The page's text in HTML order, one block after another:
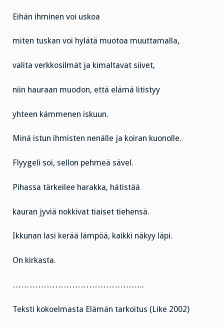
Eihän ihminen voi uskoa
miten tuskan voi hylätä muotoa muuttamalla,
valita verkkosilmät ja kimaltavat siivet,
niin hauraan muodon, että elämä litistyy
yhteen kämmenen iskuun.
Minä istun ihmisten nenälle ja koiran kuonolle.
Flyygeli soi, sellon pehmeä sävel.
Pihassa tärkeilee harakka, hätistää
kauran jyviä nokkivat tiaiset tiehensä.
Ikkunan lasi kerää lämpöä, kaikki näkyy läpi.
On kirkasta.
………………………………………..
Teksti kokoelmasta Elämän tarkoitus (Like 2002)